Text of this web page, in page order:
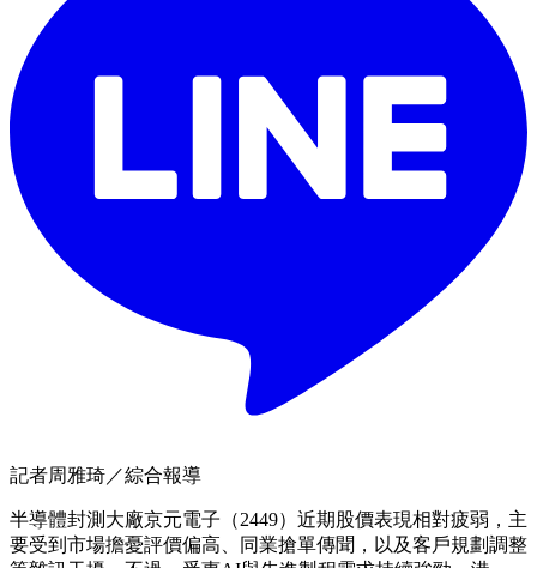
記者周雅琦／綜合報導
半導體封測大廠京元電子（2449）近期股價表現相對疲弱，主
要受到市場擔憂評價偏高、同業搶單傳聞，以及客戶規劃調整